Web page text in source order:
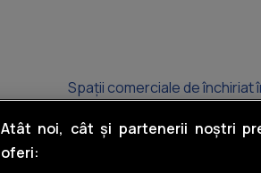
Spații comerciale de închiriat
Spații comerciale de închiriat
Atât noi, cât și partenerii noștri
oferi: